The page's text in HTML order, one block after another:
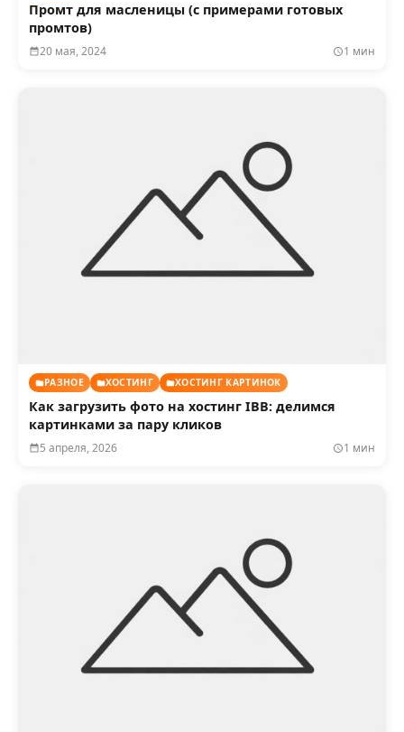
Промт для масленицы (с примерами готовых
промтов)
20 мая, 2024 1 мин
РАЗНОЕ ХОСТИНГ ХОСТИНГ КАРТИНОК
Как загрузить фото на хостинг IBB: делимся
картинками за пару кликов
5 апреля, 2026 1 мин